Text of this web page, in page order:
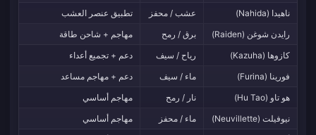
ناهيدا (Nahida)
عشب / محفز تطبيق عنصر العشب
رايدن شوغن (Raiden)
برق / رمح مهاجم + شاحن طاقة
كازوها (Kazuha)
رياح / سيف دعم + تجميع أعداء
فورينا (Furina)
ماء / سيف دعم + مهاجم مساعد
هو تاو (Hu Tao)
نار / رمح مهاجم أساسي
نيوفيلت (Neuvillette)
ماء / محفز مهاجم أساسي